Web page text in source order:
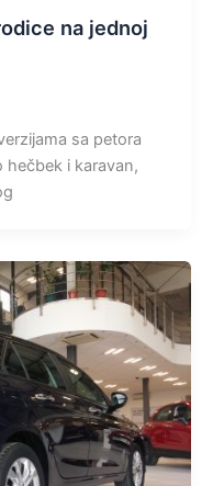
na jednoj
sa petora
i karavan,